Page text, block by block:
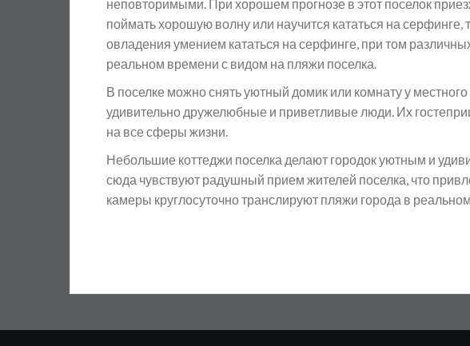
неповторимыми. При хорошем прогнозе в этот поселок
поймать хорошую волну или научится кататься на серфинге,
овладения умением кататься на серфинге, при том
реальном времени с видом на пляжи поселка.
В поселке можно снять уютный домик или комнату у
удивительно дружелюбные и приветливые люди. Их
на все сферы жизни.
Небольшие коттеджи поселка делают городок уютным и
сюда чувствуют радушный прием жителей поселка, что
камеры круглосуточно транслируют пляжи города в